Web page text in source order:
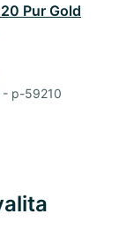
Pur Gold
- p-59210